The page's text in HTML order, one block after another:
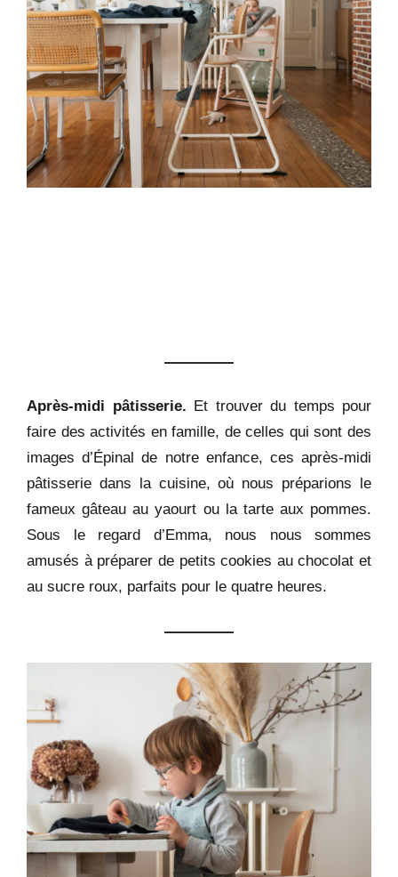
Après-midi pâtisserie. Et trouver du temps pour
faire des activités en famille, de celles qui sont des
images d’Épinal de notre enfance, ces après-midi
pâtisserie dans la cuisine, où nous préparions le
fameux gâteau au yaourt ou la tarte aux pommes.
Sous le regard d’Emma, nous nous sommes
amusés à préparer de petits cookies au chocolat et
au sucre roux, parfaits pour le quatre heures.